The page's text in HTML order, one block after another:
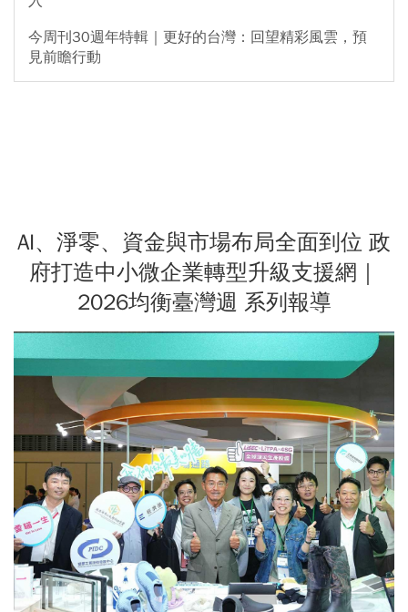
今周刊30週年特輯｜更好的台灣：回望精彩風雲，預
見前瞻行動
AI、淨零、資金與市場布局全面到位 政
府打造中小微企業轉型升級支援網｜
2026均衡臺灣週 系列報導